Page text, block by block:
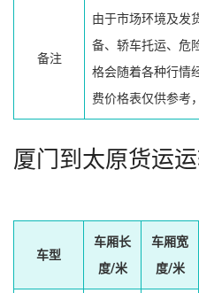
备注
由于市场环境及发
备、轿车托运、危
格会随着各种行情
费价格表仅供参考
厦门到太原货运
车型
车厢长
度/米
车厢宽
度/米